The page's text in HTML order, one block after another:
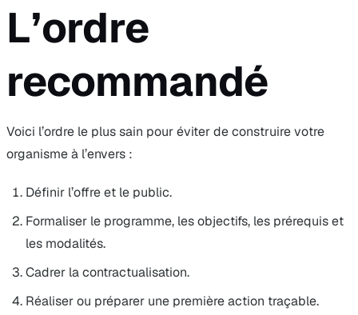
L’ordre
recommandé
Voici l’ordre le plus sain pour éviter de construire votre
organisme à l’envers :
Définir l’offre et le public.
Formaliser le programme, les objectifs, les prérequis et
les modalités.
Cadrer la contractualisation.
Réaliser ou préparer une première action traçable.